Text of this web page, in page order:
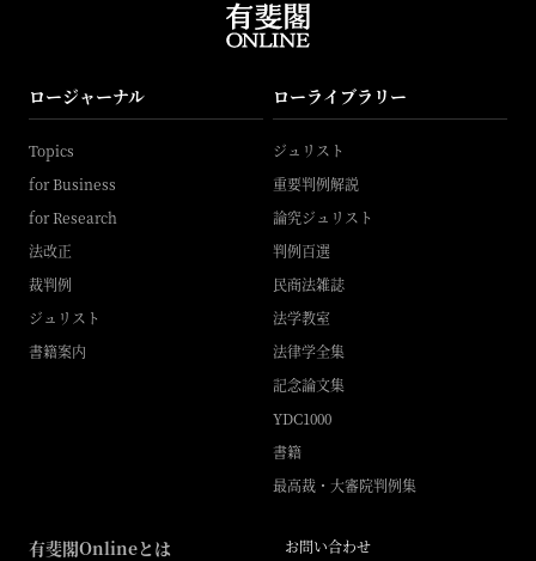
ロージャーナル
Topics
for Business
for Research
法改正
裁判例
ジュリスト
書籍案内
ローライブラリー
ジュリスト
重要判例解説
論究ジュリスト
判例百選
民商法雑誌
法学教室
法律学全集
記念論文集
YDC1000
書籍
最高裁・大審院判例集
有斐閣Onlineとは
お問い合わせ